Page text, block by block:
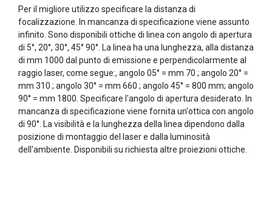
Per il migliore utilizzo specificare la distanza di
focalizzazione. In mancanza di specificazione viene assunto
infinito. Sono disponibili ottiche di linea con angolo di apertura
di 5°, 20°, 30°, 45° 90°. La linea ha una lunghezza, alla distanza
di mm 1000 dal punto di emissione e perpendicolarmente al
raggio laser, come segue:, angolo 05° = mm 70 ; angolo 20° =
mm 310 ; angolo 30° = mm 660 ; angolo 45° = 800 mm; angolo
90° = mm 1800. Specificare l'angolo di apertura desiderato. In
mancanza di specificazione viene fornita un'ottica con angolo
di 90°. La visibilità e la lunghezza della linea dipendono dalla
posizione di montaggio del laser e dalla luminosità
dell'ambiente. Disponibili su richiesta altre proiezioni ottiche.